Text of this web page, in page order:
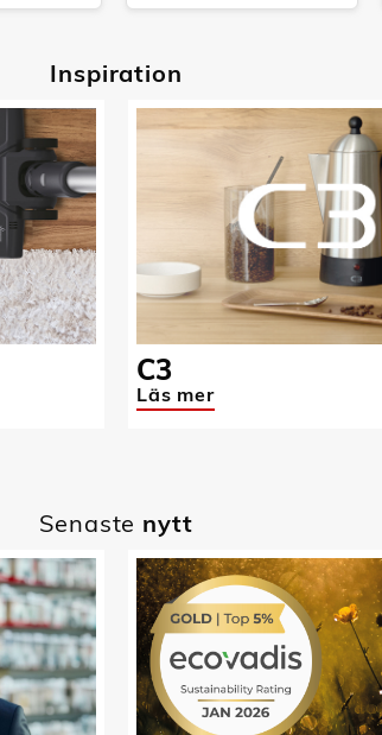
TCSCREEN2C1A100
Inspiration
C3
Läs mer
Senaste nytt